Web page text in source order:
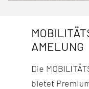
AMELUNG
Die
bietet